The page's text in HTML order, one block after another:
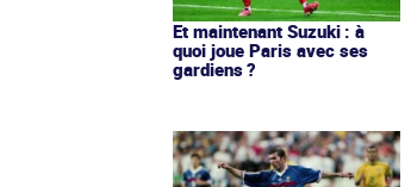
Et maintenant Suzuki : à
quoi joue Paris avec ses
gardiens ?